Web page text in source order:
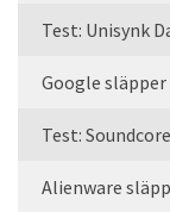
Test: Unisynk
Google
Test:
Alienware